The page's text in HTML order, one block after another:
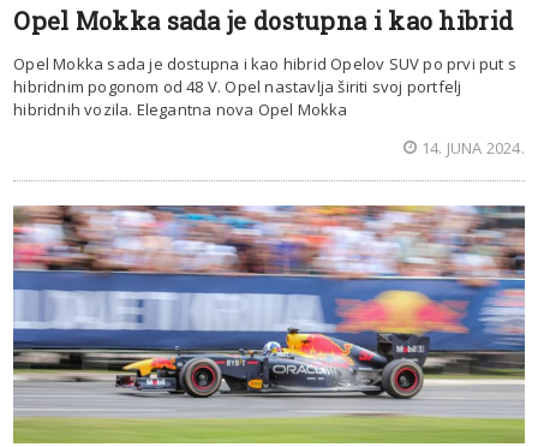
Opel Mokka sada je dostupna i kao hibrid
Opel Mokka sada je dostupna i kao hibrid Opelov SUV po prvi put s
hibridnim pogonom od 48 V. Opel nastavlja širiti svoj portfelj
hibridnih vozila. Elegantna nova Opel Mokka
14. JUNA 2024.